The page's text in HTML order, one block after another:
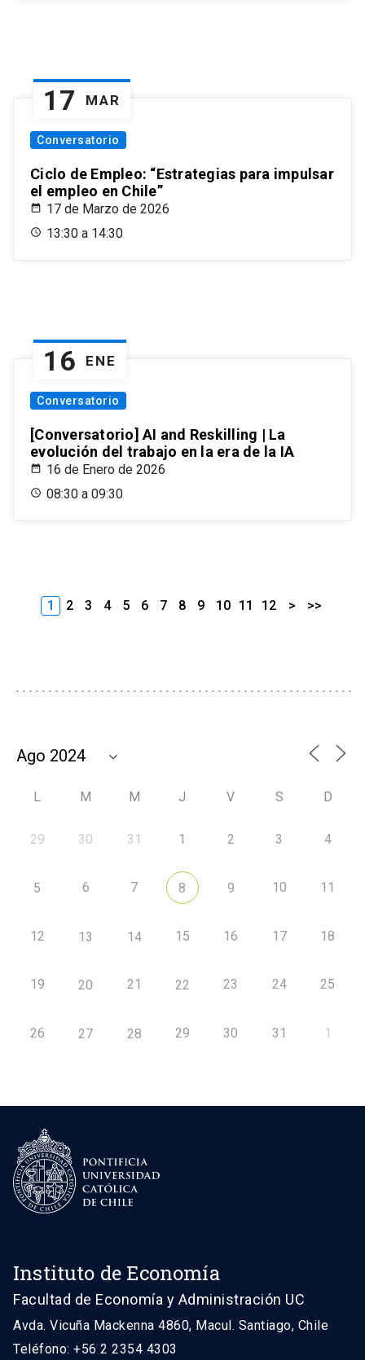
17 MAR
Conversatorio
Ciclo de Empleo: “Estrategias para impulsar
el empleo en Chile”
17 de Marzo de 2026
13:30 a 14:30
16 ENE
Conversatorio
[Conversatorio] AI and Reskilling | La
evolución del trabajo en la era de la IA
16 de Enero de 2026
08:30 a 09:30
1 2 3 4 5 6 7 8 9 10 11 12 > >>
L M M J V S D
29 30 31 1 2 3 4
5 6 7 8 9 10 11
12 13 14 15 16 17 18
19 20 21 22 23 24 25
26 27 28 29 30 31 1
Instituto de Economía
Facultad de Economía y Administración UC
Avda. Vicuña Mackenna 4860, Macul. Santiago, Chile
Teléfono: +56 2 2354 4303